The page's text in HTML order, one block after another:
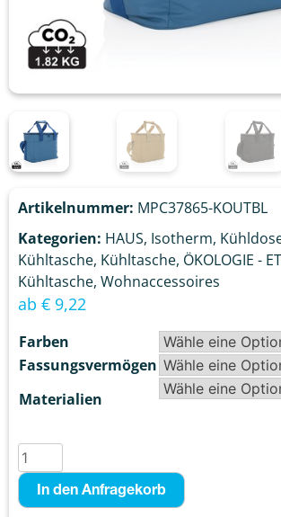
Artikelnummer: MPC37865-KOUTBL
Kategorien: HAUS, Isotherm,
Kühltasche, Kühltasche, ÖKOLOGIE -
Kühltasche, Wohnaccessoires
ab € 9,22
Farben
Fassungsvermögen
Materialien
In den Anfragekorb